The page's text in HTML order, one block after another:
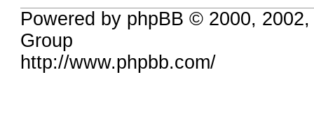
Powered by phpBB © 2000,
Group
http://www.phpbb.com/